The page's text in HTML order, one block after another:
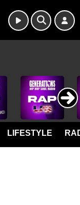
LIFESTYLE